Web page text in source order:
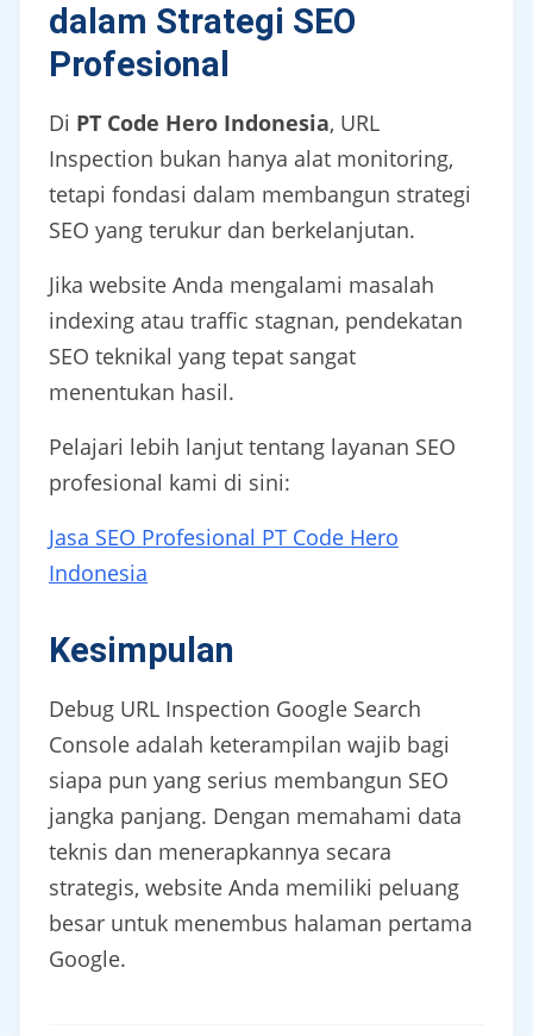
dalam Strategi SEO
Profesional
Di PT Code Hero Indonesia, URL
Inspection bukan hanya alat monitoring,
tetapi fondasi dalam membangun strategi
SEO yang terukur dan berkelanjutan.
Jika website Anda mengalami masalah
indexing atau traffic stagnan, pendekatan
SEO teknikal yang tepat sangat
menentukan hasil.
Pelajari lebih lanjut tentang layanan SEO
profesional kami di sini:
Jasa SEO Profesional PT Code Hero
Indonesia
Kesimpulan
Debug URL Inspection Google Search
Console adalah keterampilan wajib bagi
siapa pun yang serius membangun SEO
jangka panjang. Dengan memahami data
teknis dan menerapkannya secara
strategis, website Anda memiliki peluang
besar untuk menembus halaman pertama
Google.